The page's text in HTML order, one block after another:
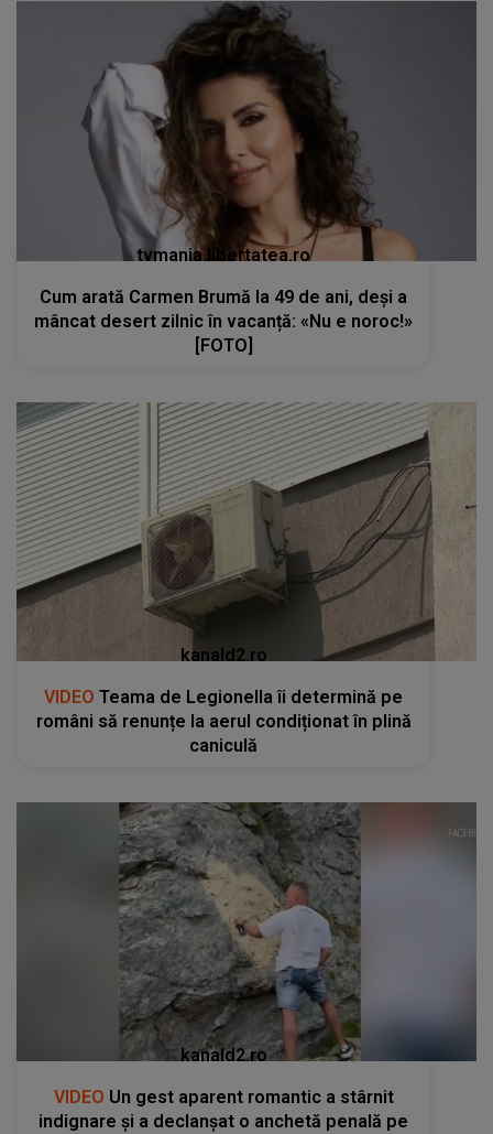
tvmania.libertatea.ro
Cum arată Carmen Brumă la 49 de ani, deși a
mâncat desert zilnic în vacanță: «Nu e noroc!»
[FOTO]
kanald2.ro
VIDEO Teama de Legionella îi determină pe
români să renunțe la aerul condiționat în plină
caniculă
kanald2.ro
VIDEO Un gest aparent romantic a stârnit
indignare și a declanșat o anchetă penală pe